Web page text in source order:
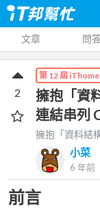
文章 問
第 12 屆
擁抱「資
連結串列
擁抱「資料結
小菜
6 年前
2
前言